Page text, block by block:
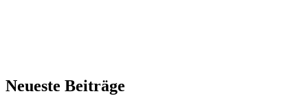
Neueste Beiträge